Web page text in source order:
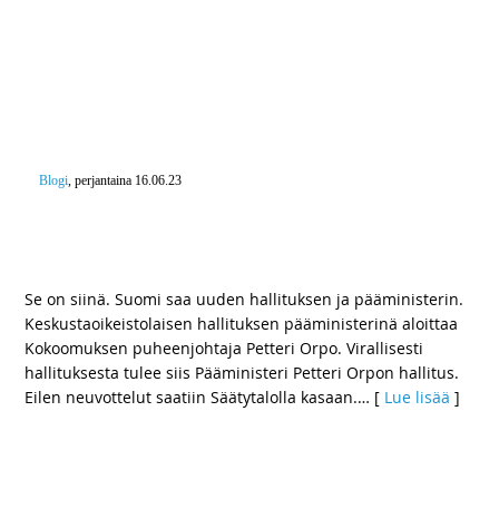
Blogi, perjantaina 16.06.23
Se on siinä. Suomi saa uuden hallituksen ja pääministerin.
Keskustaoikeistolaisen hallituksen pääministerinä aloittaa
Kokoomuksen puheenjohtaja Petteri Orpo. Virallisesti
hallituksesta tulee siis Pääministeri Petteri Orpon hallitus.
Eilen neuvottelut saatiin Säätytalolla kasaan.… [ Lue lisää ]